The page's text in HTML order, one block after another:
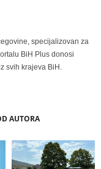
specijalizovan za
BiH Plus donosi
svih krajeva BiH.
AUTORA